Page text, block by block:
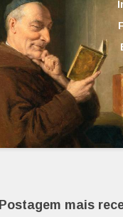
Postagem mais